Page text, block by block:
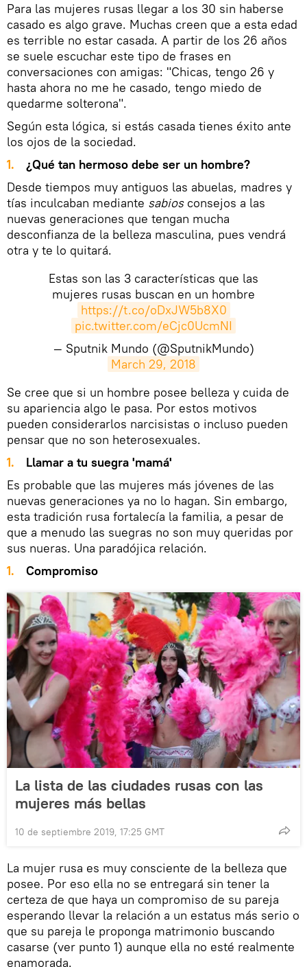
Para las mujeres rusas llegar a los 30 sin haberse
casado es algo grave. Muchas creen que a esta edad
es terrible no estar casada. A partir de los 26 años
se suele escuchar este tipo de frases en
conversaciones con amigas: "Chicas, tengo 26 y
hasta ahora no me he casado, tengo miedo de
quedarme solterona".
Según esta lógica, si estás casada tienes éxito ante
los ojos de la sociedad.
¿Qué tan hermoso debe ser un hombre?
Desde tiempos muy antiguos las abuelas, madres y
tías inculcaban mediante sabiosconsejos a las
nuevas generaciones que tengan mucha
desconfianza de la belleza masculina, pues vendrá
otra y te lo quitará.
Estas son las 3 características que las
mujeres rusas buscan en un hombre
https://t.co/oDxJW5b8X0
pic.twitter.com/eCjc0UcmNI
— Sputnik Mundo (@SputnikMundo)
March 29, 2018
​Se cree que si un hombre posee belleza y cuida de
su apariencia algo le pasa. Por estos motivos
pueden considerarlos narcisistas o incluso pueden
pensar que no son heterosexuales.
Llamar a tu suegra 'mamá'
Es probable que las mujeres más jóvenes de las
nuevas generaciones ya no lo hagan. Sin embargo,
esta tradición rusa fortalecía la familia, a pesar de
que a menudo las suegras no son muy queridas por
sus nueras. Una paradójica relación.
Compromiso
La lista de las ciudades rusas con las
mujeres más bellas
10 de septiembre 2019, 17:25 GMT
La mujer rusa es muy consciente de la belleza que
posee. Por eso ella no se entregará sin tener la
certeza de que haya un compromiso de su pareja
esperando llevar la relación a un estatus más serio o
que su pareja le proponga matrimonio buscando
casarse (ver punto 1) aunque ella no esté realmente
enamorada.